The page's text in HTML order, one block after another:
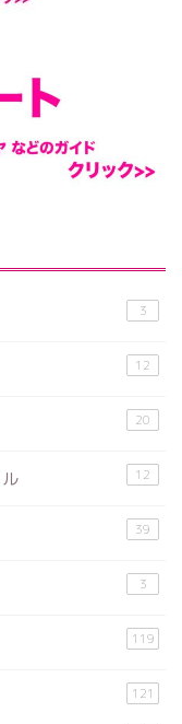
3
12
20
12
39
3
119
121